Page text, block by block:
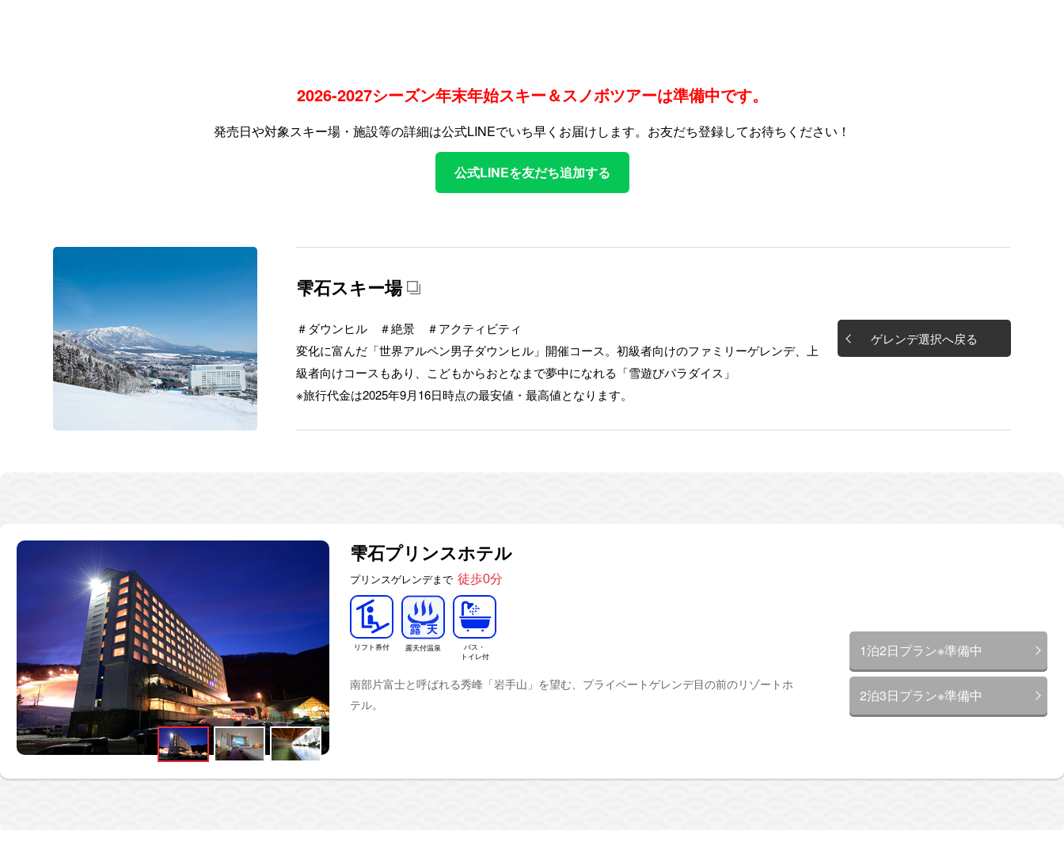
2026-2027シーズン年末年始スキー＆スノボツアーは準備中です。
発売日や対象スキー場・施設等の詳細は公式LINEでいち早くお届けします。 お友だち登録してお待ちください！
公式LINEを友だち追加する
雫石スキー場
＃ダウンヒル ＃絶景 ＃アクティビティ
変化に富んだ「世界アルペン男子ダウンヒル」開催コース。初級者向けのファミリーゲレンデ、上
級者向けコースもあり、こどもからおとなまで夢中になれる「雪遊びパラダイス」
※旅行代金は2025年9月16日時点の最安値・最高値となります。
ゲレンデ選択へ戻る
雫石プリンスホテル
プリンスゲレンデまで 徒歩0分
リフト券付 露天付温泉
バス・
トイレ付
南部片富士と呼ばれる秀峰「岩手山」を望む、プライベートゲレンデ目の前のリゾートホ
テル。
1泊2日プラン※準備中
2泊3日プラン※準備中